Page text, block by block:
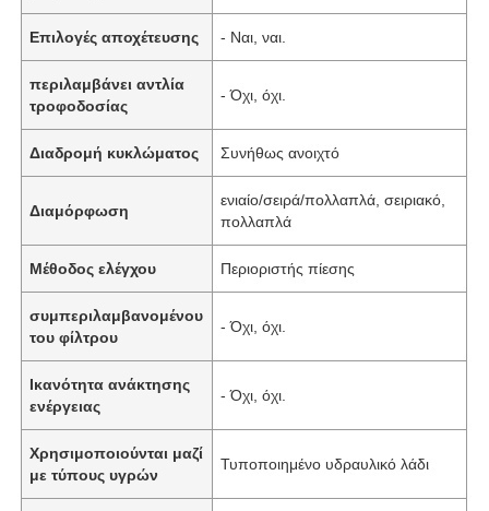
Σπίτι
Προϊόντα
Βίντεο
Σχετικά με εμάς
Επιλογές αποχέτευσης - Ναι, ναι.
περιλαμβάνει αντλία
τροφοδοσίας
- Όχι, όχι.
Διαδρομή κυκλώματος Συνήθως ανοιχτό
Διαμόρφωση
ενιαίο/σειρά/πολλαπλά, σειριακό,
πολλαπλά
Μέθοδος ελέγχου Περιοριστής πίεσης
συμπεριλαμβανομένου
του φίλτρου
- Όχι, όχι.
Ικανότητα ανάκτησης
ενέργειας
- Όχι, όχι.
Χρησιμοποιούνται μαζί
με τύπους υγρών
Τυποποιημένο υδραυλικό λάδι